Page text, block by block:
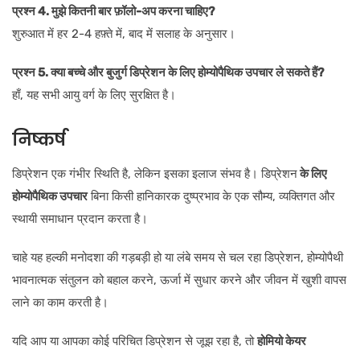
प्रश्न 4. मुझे कितनी बार फ़ॉलो-अप करना चाहिए?
शुरुआत में हर 2-4 हफ़्ते में, बाद में सलाह के अनुसार।
प्रश्न 5. क्या बच्चे और बुजुर्ग डिप्रेशन के लिए होम्योपैथिक उपचार ले सकते हैं?
हाँ, यह सभी आयु वर्ग के लिए सुरक्षित है।
निष्कर्ष
डिप्रेशन एक गंभीर स्थिति है, लेकिन इसका इलाज संभव है। डिप्रेशनके लिए
होम्योपैथिक उपचारबिना किसी हानिकारक दुष्प्रभाव के एक सौम्य, व्यक्तिगत और
स्थायी समाधान प्रदान करता है।
चाहे यह हल्की मनोदशा की गड़बड़ी हो या लंबे समय से चल रहा डिप्रेशन, होम्योपैथी
भावनात्मक संतुलन को बहाल करने, ऊर्जा में सुधार करने और जीवन में खुशी वापस
लाने का काम करती है।
यदि आप या आपका कोई परिचित डिप्रेशन से जूझ रहा है, तोहोमियो केयर